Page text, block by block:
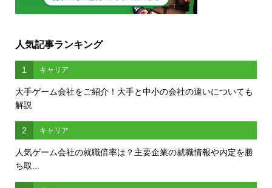
人気記事ランキング
1 キャリア
大手ゲーム会社をご紹介！大手と中小の会社の違いについても
解説
2 キャリア
人気ゲーム会社の就職倍率は？主要企業の就職情報や内定を勝
ち取...